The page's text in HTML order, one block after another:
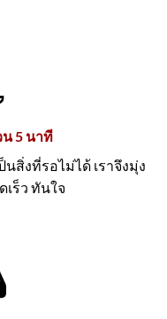
5 นาที
นสิ่งที่รอไม่ได้ เราจึงมุ่ง
เร็ว ทันใจ